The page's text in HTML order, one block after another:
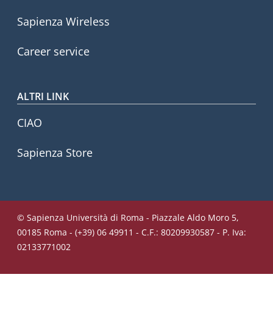
Sapienza Wireless
Career service
ALTRI LINK
CIAO
Sapienza Store
© Sapienza Università di Roma - Piazzale Aldo Moro 5,
00185 Roma - (+39) 06 49911 - C.F.: 80209930587 - P. Iva:
02133771002